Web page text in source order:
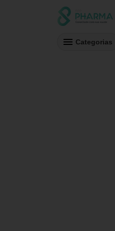
Categorias